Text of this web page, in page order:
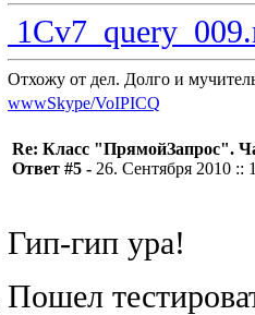
Отхожу от дел. Долго и
wwwSkype/VoIPICQ
Re: Класс "ПрямойЗапрос".
Ответ #5 - 26. Сентября 2010 ::
Гип-гип ура!
Пошел